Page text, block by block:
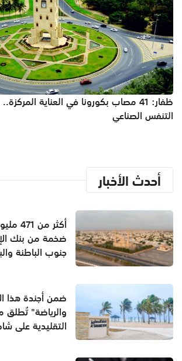
التنفس الصناعي
أحدث الأخبار
أكثر
ضخمة من بنك
جنوب الباطنة
ضمن أجندة هذا
والرياضة" تُطلق
التقليدية على